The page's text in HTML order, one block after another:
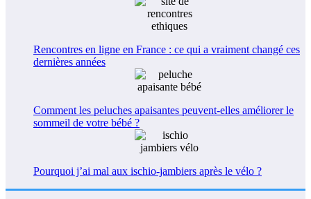
Rencontres en ligne en France : ce qui a vraiment changé ces
dernières années
Comment les peluches apaisantes peuvent-elles améliorer le
sommeil de votre bébé ?
Pourquoi j’ai mal aux ischio-jambiers après le vélo ?